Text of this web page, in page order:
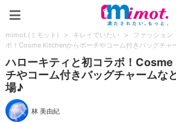
mimot.(ミモット) > キレイでいたい > ファッション
ボ！Cosme Kitchenからポーチやコーム付きバッグチャ
ハローキティと初コラボ！
チやコーム付きバッグチャームな
場♪
林 美由紀